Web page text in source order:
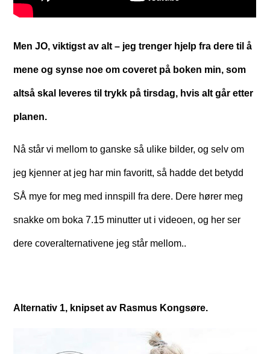
Men JO, viktigst av alt – jeg trenger hjelp fra dere til å
mene og synse noe om coveret på boken min, som
altså skal leveres til trykk på tirsdag, hvis alt går etter
planen.
Nå står vi mellom to ganske så ulike bilder, og selv om
jeg kjenner at jeg har min favoritt, så hadde det betydd
SÅ mye for meg med innspill fra dere. Dere hører meg
snakke om boka 7.15 minutter ut i videoen, og her ser
dere coveralternativene jeg står mellom..
Alternativ 1, knipset av Rasmus Kongsøre.